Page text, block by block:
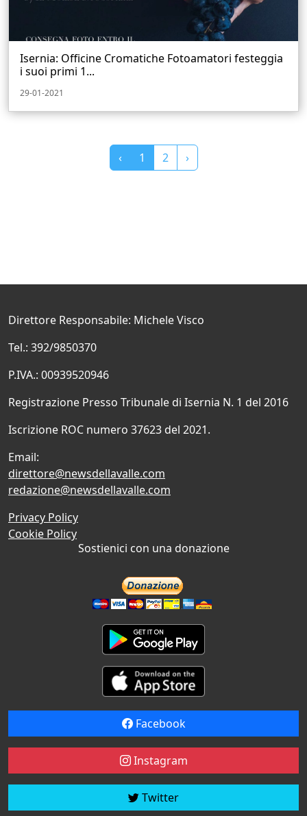
Isernia: Officine Cromatiche Fotoamatori festeggia
i suoi primi 1...
29-01-2021
‹ 1 2 ›
Direttore Responsabile: Michele Visco
Tel.: 392/9850370
P.IVA.: 00939520946
Registrazione Presso Tribunale di Isernia N. 1 del 2016
Iscrizione ROC numero 37623 del 2021.
Email:
direttore@newsdellavalle.com
redazione@newsdellavalle.com
Privacy Policy
Cookie Policy
Sostienici con una donazione
Facebook
Instagram
Twitter